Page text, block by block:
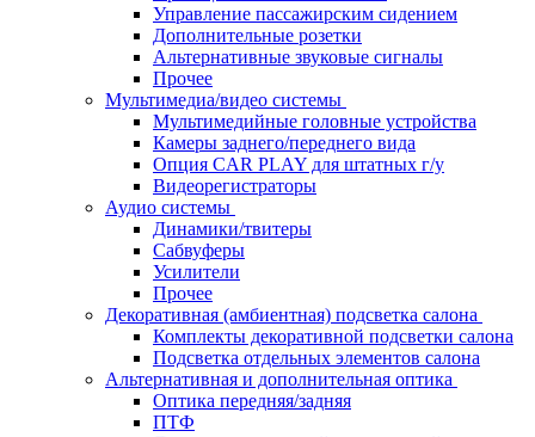
Управление пассажирским сидением
Дополнительные розетки
Альтернативные звуковые сигналы
Прочее
Мультимедиа/видео системы
Мультимедийные головные устройства
Камеры заднего/переднего вида
Опция CAR PLAY для штатных г/у
Видеорегистраторы
Аудио системы
Динамики/твитеры
Сабвуферы
Усилители
Прочее
Декоративная (амбиентная) подсветка салона
Комплекты декоративной подсветки салона
Подсветка отдельных элементов салона
Альтернативная и дополнительная оптика
Оптика передняя/задняя
ПТФ